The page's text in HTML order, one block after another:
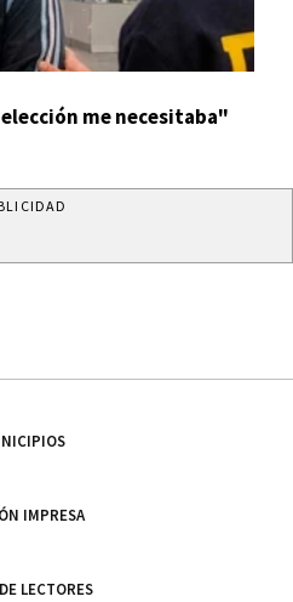
me necesitaba"
IMPRESA
LECTORES